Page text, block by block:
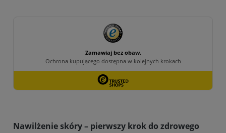
Nawilżenie skóry – pierwszy krok do zdrowego